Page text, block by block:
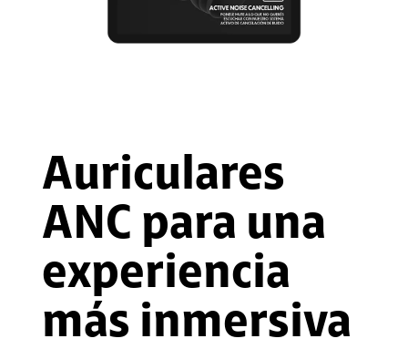
Auriculares
ANC para una
experiencia
más inmersiva